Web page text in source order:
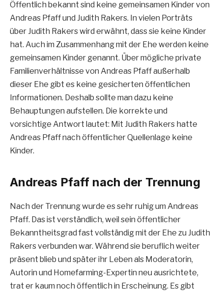
Öffentlich bekannt sind keine gemeinsamen Kinder von
Andreas Pfaff und Judith Rakers. In vielen Porträts
über Judith Rakers wird erwähnt, dass sie keine Kinder
hat. Auch im Zusammenhang mit der Ehe werden keine
gemeinsamen Kinder genannt. Über mögliche private
Familienverhältnisse von Andreas Pfaff außerhalb
dieser Ehe gibt es keine gesicherten öffentlichen
Informationen. Deshalb sollte man dazu keine
Behauptungen aufstellen. Die korrekte und
vorsichtige Antwort lautet: Mit Judith Rakers hatte
Andreas Pfaff nach öffentlicher Quellenlage keine
Kinder.
Andreas Pfaff nach der Trennung
Nach der Trennung wurde es sehr ruhig um Andreas
Pfaff. Das ist verständlich, weil sein öffentlicher
Bekanntheitsgrad fast vollständig mit der Ehe zu Judith
Rakers verbunden war. Während sie beruflich weiter
präsent blieb und später ihr Leben als Moderatorin,
Autorin und Homefarming-Expertin neu ausrichtete,
trat er kaum noch öffentlich in Erscheinung. Es gibt